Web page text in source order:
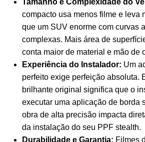
Tamanho e Complexidade do
compacto usa menos filme e leva
que um SUV enorme com curvas
complexas. Mais área de
conta maior de material e mão de
Experiência do Instalador: Um
perfeito exige perfeição absoluta.
brilhante original significa que o
executar uma aplicação de borda
obra de alta precisão impacta
da instalação do seu PPF stealth.
Durabilidade e Garantia: Filmes